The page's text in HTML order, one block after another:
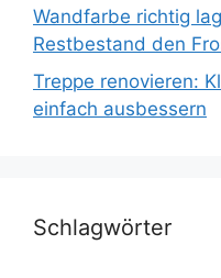
Wandfarbe richtig
Restbestand den
Treppe renovieren:
einfach ausbessern
Schlagwörter